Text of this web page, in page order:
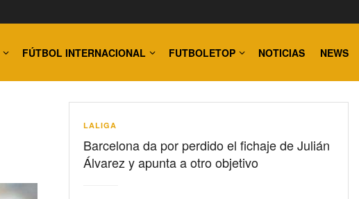
FÚTBOL INTERNACIONAL FUTBOLETOP NOTICIAS NEWS
LALIGA
Barcelona da por perdido el fichaje de Julián
Álvarez y apunta a otro objetivo